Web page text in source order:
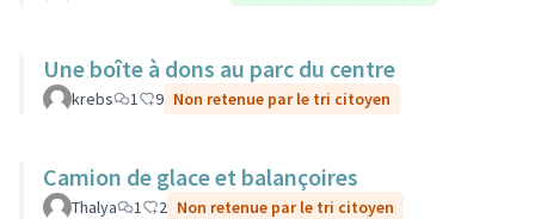
Une boîte à dons au parc du centre
krebs 1 9 Non retenue par le tri citoyen
Camion de glace et balançoires
Thalya 1 2 Non retenue par le tri citoyen